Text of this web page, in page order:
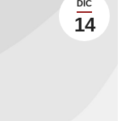
DIC
14